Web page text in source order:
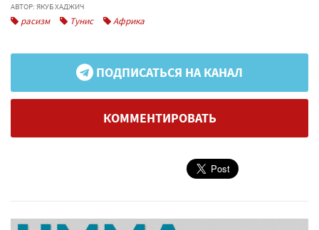
АВТОР: ЯКУБ ХАДЖИЧ
расизм Тунис Африка
ПОДПИСАТЬСЯ НА КАНАЛ
КОММЕНТИРОВАТЬ